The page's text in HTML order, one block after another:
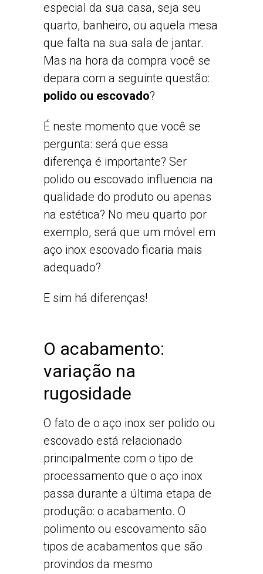
especial da sua casa, seja seu
quarto, banheiro, ou aquela mesa
que falta na sua sala de jantar.
Mas na hora da compra você se
depara com a seguinte questão:
polido ou escovado?
É neste momento que você se
pergunta: será que essa
diferença é importante? Ser
polido ou escovado influencia na
qualidade do produto ou apenas
na estética? No meu quarto por
exemplo, será que um móvel em
aço inox escovado ficaria mais
adequado?
E sim há diferenças!
O acabamento:
variação na
rugosidade
O fato de o aço inox ser polido ou
escovado está relacionado
principalmente com o tipo de
processamento que o aço inox
passa durante a última etapa de
produção: o acabamento. O
polimento ou escovamento são
tipos de acabamentos que são
provindos da mesmo